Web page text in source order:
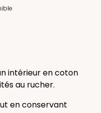
intérieur en coton
au rucher.
en conservant